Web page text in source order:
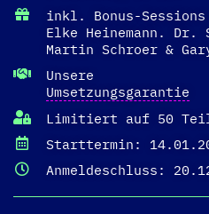
inkl. Bonus-
Elke Heinemann.
Martin Schroer &
Unsere
Umsetzungsgarantie
Limitiert auf 50
Starttermin:
Anmeldeschluss: